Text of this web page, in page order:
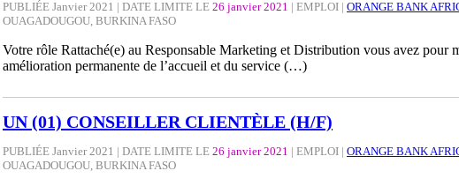
PUBLIÉE Janvier 2021 | DATE LIMITE LE 26 janvier 2021 | EMPLOI | ORANGE BANK
OUAGADOUGOU, BURKINA FASO
Votre rôle Rattaché(e) au Responsable Marketing et Distribution vous avez pour
amélioration permanente de l’accueil et du service (…)
UN (01) CONSEILLER CLIENTÈLE (H/F)
PUBLIÉE Janvier 2021 | DATE LIMITE LE 26 janvier 2021 | EMPLOI | ORANGE BANK
OUAGADOUGOU, BURKINA FASO